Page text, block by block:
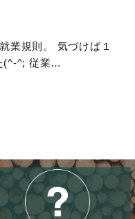
業規則。 気づけば１
(^-^; 従業…